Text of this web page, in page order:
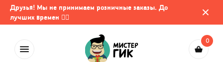
Друзья! Мы не принимаем розничные заказы. До
лучших времен 🤷‍♂️
0